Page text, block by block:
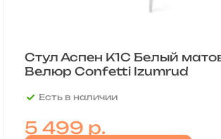
Стул Аспен К1С Белый
Велюр Confetti Izumrud
Есть в наличии
5 499 р.